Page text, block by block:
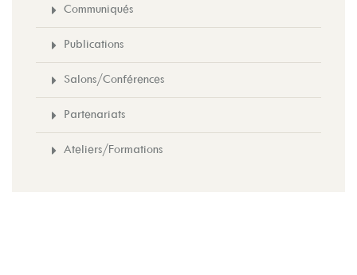
Communiqués
Publications
Salons/Conférences
Partenariats
Ateliers/Formations